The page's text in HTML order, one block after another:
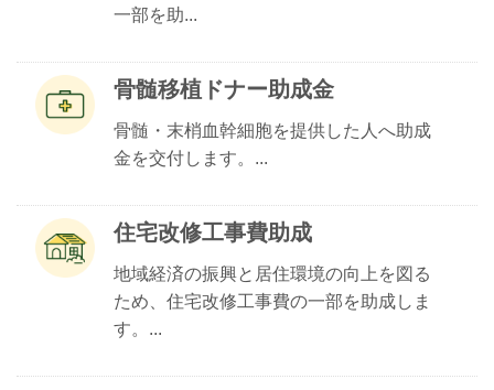
一部を助...
骨髄移植ドナー助成金
骨髄・末梢血幹細胞を提供した人へ助成
金を交付します。...
住宅改修工事費助成
地域経済の振興と居住環境の向上を図る
ため、住宅改修工事費の一部を助成しま
す。...